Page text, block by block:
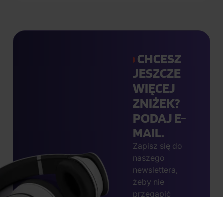
CHCESZ
JESZCZE
WIĘCEJ
ZNIŻEK?
PODAJ E-
MAIL.
Zapisz się do
naszego
newslettera,
żeby nie
przegapić